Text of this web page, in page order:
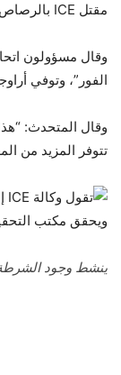
مقتل ICE بالرصاص
وقال مسؤولون
الفور”، وتوفي
وقال المتحدث:
تتوفر المزيد من